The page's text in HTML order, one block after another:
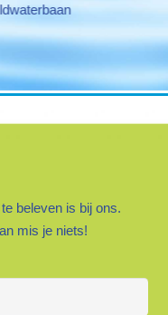
buitenbaan
beleven is bij ons.
mis je niets!